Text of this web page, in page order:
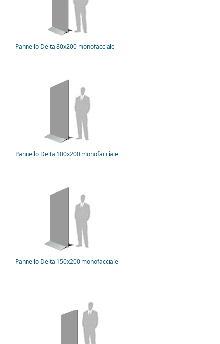
Pannello Delta 80x200 monofacciale
Pannello Delta 100x200 monofacciale
Pannello Delta 150x200 monofacciale